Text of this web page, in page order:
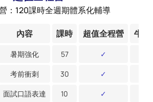
：120課時全週期體系化輔導
內容 課時 超值全程營 牛劍
暑期強化 57 ✓
考前衝刺 30 ✓
面試口語表達 10 ✓